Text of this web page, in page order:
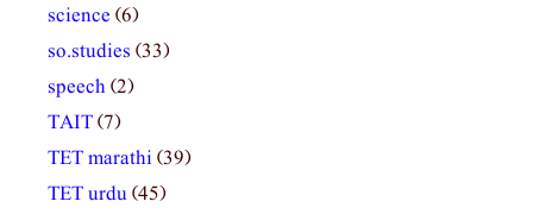
science (6)
so.studies (33)
speech(2)
TAIT(7)
TET marathi(39)
TET urdu(45)